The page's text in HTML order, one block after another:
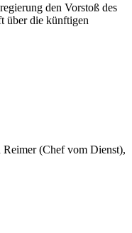
den Vorstoß des
über die künftigen
Reimer (Chef vom Dienst),